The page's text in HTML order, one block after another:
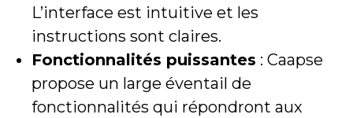
L’interface est intuitive et les
instructions sont claires.
Fonctionnalités puissantes : Caapse
propose un large éventail de
fonctionnalités qui répondront aux